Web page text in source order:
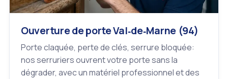
Ouverture de porte Val‑de‑Marne (94)
Porte claquée, perte de clés, serrure bloquée:
nos serruriers ouvrent votre porte sans la
dégrader, avec un matériel professionnel et des